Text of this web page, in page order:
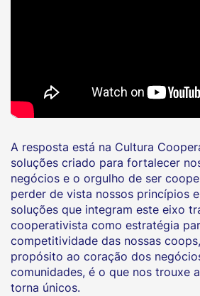
A resposta está na Cultura
soluções criado para fortalecer
negócios e o orgulho de ser
perder de vista nossos princípios
soluções que integram este eixo
cooperativista como estratégia
competitividade das nossas
propósito ao coração dos
comunidades, é o que nos trouxe
torna únicos.